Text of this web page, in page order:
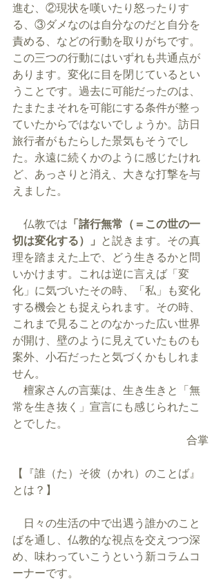
進む、②現状を嘆いたり怒ったりす
る、③ダメなのは自分なのだと自分を
責める、などの行動を取りがちです。
この三つの行動にはいずれも共通点が
あります。変化に目を閉じているとい
うことです。過去に可能だったのは、
たまたまそれを可能にする条件が整っ
ていたからではないでしょうか。訪日
旅行者がもたらした景気もそうでし
た。永遠に続くかのように感じたけれ
ど、あっさりと消え、大きな打撃を与
えました。
仏教では 「諸行無常（＝この世の一
切は変化する）」 と説きます。その真
理を踏まえた上で、どう生きるかと問
いかけます。これは逆に言えば「変
化」に気づいたその時、「私」も変化
する機会とも捉えられます。その時、
これまで見ることのなかった広い世界
が開け、壁のように見えていたものも
案外、小石だったと気づくかもしれま
せん。
檀家さんの言葉は、生き生きと「無
常を生き抜く」宣言にも感じられたこ
とでした。
合掌
【『誰（た）そ彼（かれ）のことば』
とは？】
日々の生活の中で出遇う誰かのこと
ばを通し、仏教的な視点を交えつつ深
め、味わっていこうという新コラムコ
ーナーです。